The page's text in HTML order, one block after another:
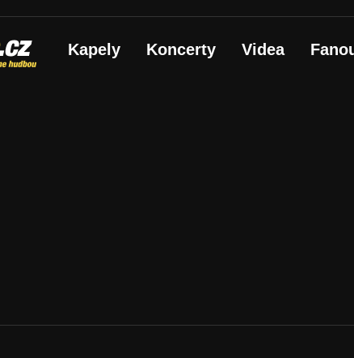
Kapely Koncerty Videa